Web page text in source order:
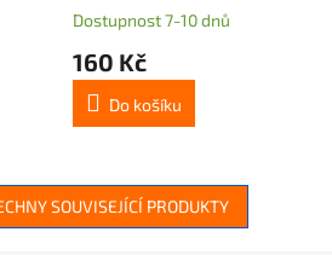
mat.)
Dostupnost 7-10 dnů
160 Kč
Do košíku
SOUVISEJÍCÍ PRODUKTY